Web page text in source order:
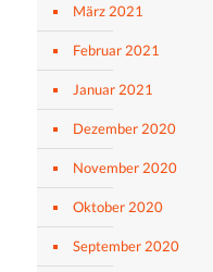
März 2021
Februar 2021
Januar 2021
Dezember 2020
November 2020
Oktober 2020
September 2020